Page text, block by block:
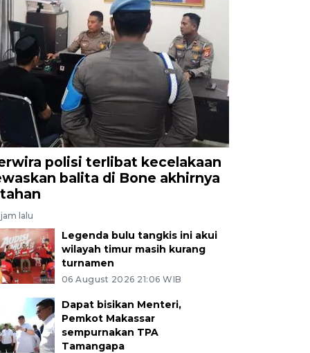
polisi terlibat kecelakaan
balita di Bone akhirnya
lalu
Legenda bulu tangkis ini akui
wilayah timur masih kurang
turnamen
06 August 2026 21:06 WIB
Dapat bisikan Menteri,
Pemkot Makassar
sempurnakan TPA
Tamangapa